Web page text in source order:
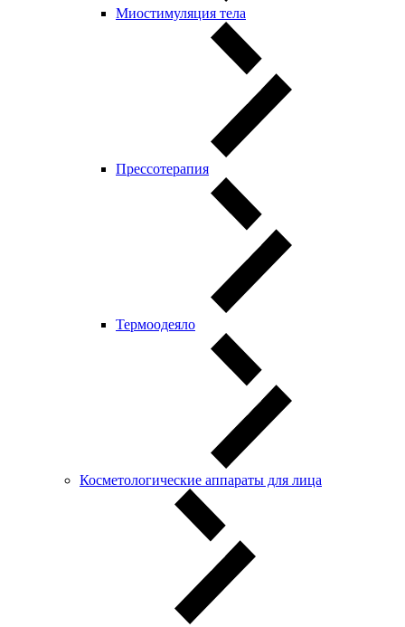
Миостимуляция тела
Прессотерапия
Термоодеяло
Косметологические аппараты для лица